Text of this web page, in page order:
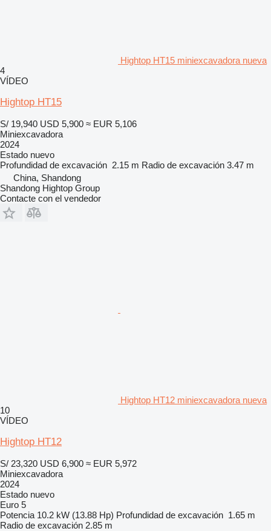
Hightop HT15 miniexcavadora nueva
4
VÍDEO
Hightop HT15
S/ 19,940 USD 5,900 ≈ EUR 5,106
Miniexcavadora
2024
Estado nuevo
Profundidad de excavación 2.15 m Radio de excavación 3.47 m
China, Shandong
Shandong Hightop Group
Contacte con el vendedor
Hightop HT12 miniexcavadora nueva
10
VÍDEO
Hightop HT12
S/ 23,320 USD 6,900 ≈ EUR 5,972
Miniexcavadora
2024
Estado nuevo
Euro 5
Potencia 10.2 kW (13.88 Hp) Profundidad de excavación 1.65 m
Radio de excavación 2.85 m